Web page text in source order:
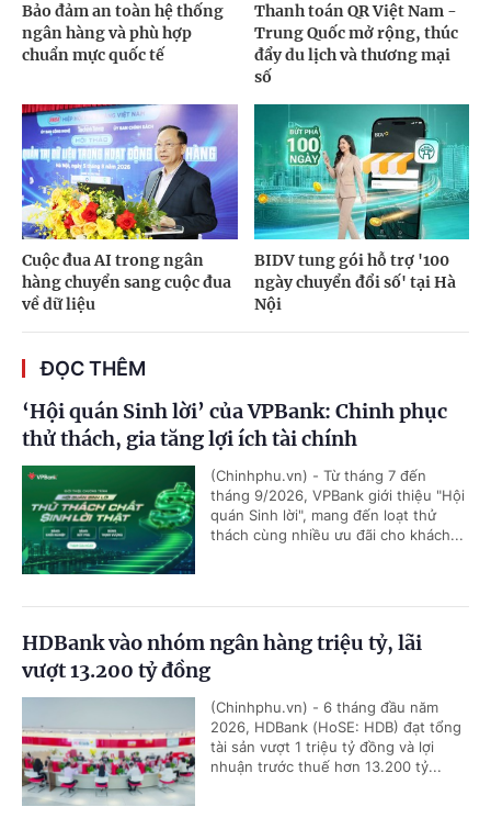
Bảo đảm an toàn hệ thống
ngân hàng và phù hợp
chuẩn mực quốc tế
Thanh toán QR Việt Nam -
Trung Quốc mở rộng, thúc
đẩy du lịch và thương mại
số
Cuộc đua AI trong ngân
hàng chuyển sang cuộc đua
về dữ liệu
BIDV tung gói hỗ trợ '100
ngày chuyển đổi số' tại Hà
Nội
ĐỌC THÊM
‘Hội quán Sinh lời’ của VPBank: Chinh phục
thử thách, gia tăng lợi ích tài chính
(Chinhphu.vn) - Từ tháng 7 đến
tháng 9/2026, VPBank giới thiệu "Hội
quán Sinh lời", mang đến loạt thử
thách cùng nhiều ưu đãi cho khách...
HDBank vào nhóm ngân hàng triệu tỷ, lãi
vượt 13.200 tỷ đồng
(Chinhphu.vn) - 6 tháng đầu năm
2026, HDBank (HoSE: HDB) đạt tổng
tài sản vượt 1 triệu tỷ đồng và lợi
nhuận trước thuế hơn 13.200 tỷ...